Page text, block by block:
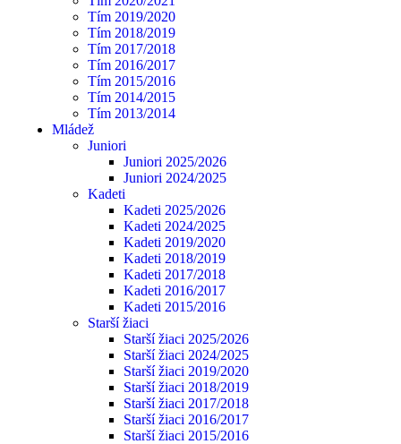
Tím 2019/2020
Tím 2018/2019
Tím 2017/2018
Tím 2016/2017
Tím 2015/2016
Tím 2014/2015
Tím 2013/2014
Mládež
Juniori
Juniori 2025/2026
Juniori 2024/2025
Kadeti
Kadeti 2025/2026
Kadeti 2024/2025
Kadeti 2019/2020
Kadeti 2018/2019
Kadeti 2017/2018
Kadeti 2016/2017
Kadeti 2015/2016
Starší žiaci
Starší žiaci 2025/2026
Starší žiaci 2024/2025
Starší žiaci 2019/2020
Starší žiaci 2018/2019
Starší žiaci 2017/2018
Starší žiaci 2016/2017
Starší žiaci 2015/2016